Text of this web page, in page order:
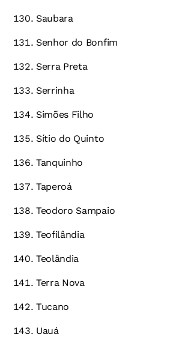
Saubara
Senhor do Bonfim
Serra Preta
Serrinha
Simões Filho
Sítio do Quinto
Tanquinho
Taperoá
Teodoro Sampaio
Teofilândia
Teolândia
Terra Nova
Tucano
Uauá